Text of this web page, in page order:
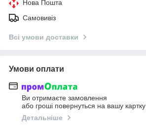
Нова Пошта
Самовивіз
Всі умови доставки
Умови оплати
Ви отримаєте замовлення
або гроші повернуться на вашу картку
Детальніше